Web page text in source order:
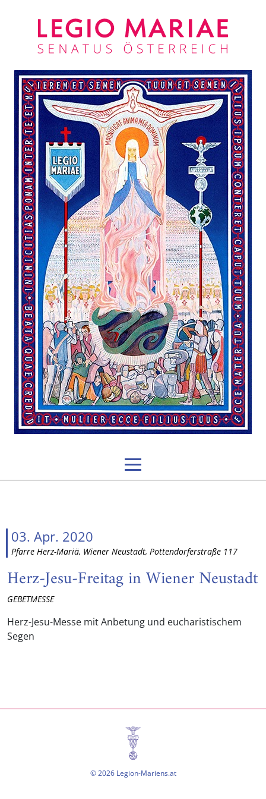
03. Apr. 2020
Pfarre Herz-Mariä, Wiener Neustadt, Pottendorferstraße 117
Herz-Jesu-Freitag in Wiener Neustadt
GEBETMESSE
Herz-Jesu-Messe mit Anbetung und eucharistischem
Segen
© 2026 Legion-Mariens.at